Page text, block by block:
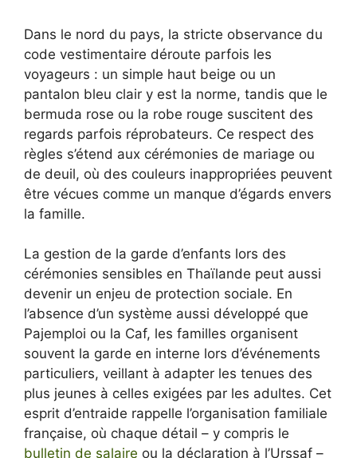
Dans le nord du pays, la stricte observance du
code vestimentaire déroute parfois les
voyageurs : un simple haut beige ou un
pantalon bleu clair y est la norme, tandis que le
bermuda rose ou la robe rouge suscitent des
regards parfois réprobateurs. Ce respect des
règles s’étend aux cérémonies de mariage ou
de deuil, où des couleurs inappropriées peuvent
être vécues comme un manque d’égards envers
la famille.
La gestion de la garde d’enfants lors des
cérémonies sensibles en Thaïlande peut aussi
devenir un enjeu de protection sociale. En
l’absence d’un système aussi développé que
Pajemploi ou la Caf, les familles organisent
souvent la garde en interne lors d’événements
particuliers, veillant à adapter les tenues des
plus jeunes à celles exigées par les adultes. Cet
esprit d’entraide rappelle l’organisation familiale
française, où chaque détail – y compris le
bulletin de salaire ou la déclaration à l’Urssaf –